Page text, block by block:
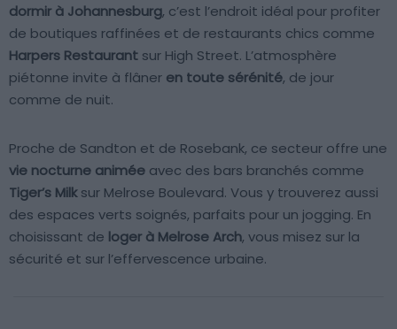
dormir à Johannesburg, c’est l’endroit idéal pour profiter
de boutiques raffinées et de restaurants chics comme
Harpers Restaurant sur High Street. L’atmosphère
piétonne invite à flâner en toute sérénité, de jour
comme de nuit.
Proche de Sandton et de Rosebank, ce secteur offre une
vie nocturne animée avec des bars branchés comme
Tiger’s Milksur Melrose Boulevard. Vous y trouverez aussi
des espaces verts soignés, parfaits pour un jogging. En
choisissant de loger à Melrose Arch, vous misez sur la
sécurité et sur l’effervescence urbaine.